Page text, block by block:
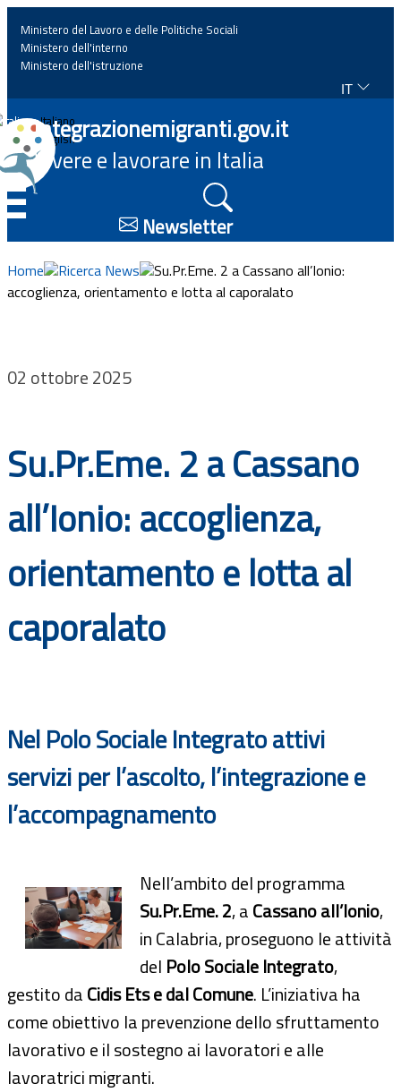
Home
News
Approfondimenti
Eventi
Progetti
Bandi
Guide
Ministero del Lavoro e delle Politiche Sociali
Ministero dell'interno
Ministero dell'istruzione
IT
Italiano
English
Integrazionemigranti.gov.it
Vivere e lavorare in Italia
Newsletter
Home Ricerca News
Su.Pr.Eme. 2 a Cassano all’Ionio:
accoglienza, orientamento e lotta al caporalato
02 ottobre 2025
Su.Pr.Eme. 2 a Cassano
all’Ionio: accoglienza,
orientamento e lotta al
caporalato
Nel Polo Sociale Integrato attivi
servizi per l’ascolto, l’integrazione e
l’accompagnamento
Nell’ambito del programma
Su.Pr.Eme. 2, aCassano all’Ionio,
in Calabria, proseguono le attività
del Polo Sociale Integrato,
gestito daCidis Ets e dal Comune. L’iniziativa ha
come obiettivo la prevenzione dello sfruttamento
lavorativo e il sostegno ai lavoratori e alle
lavoratrici migranti.